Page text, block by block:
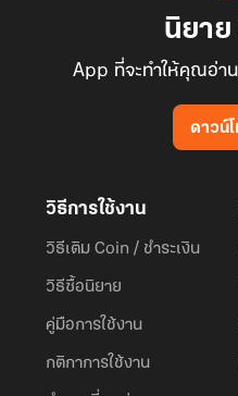
นิยาย
App ที่จะทำให้คุณอ่า
ดาวน์
วิธีการใช้งาน
วิธีเติม Coin / ชำระเงิน
วิธีซื้อนิยาย
คู่มือการใช้งาน
กติกาการใช้งาน